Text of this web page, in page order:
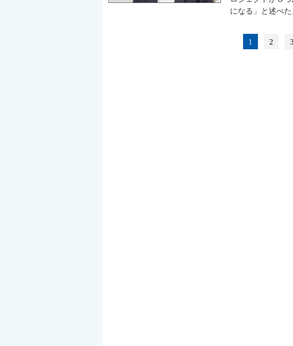
になる」と述べた
1 2 3